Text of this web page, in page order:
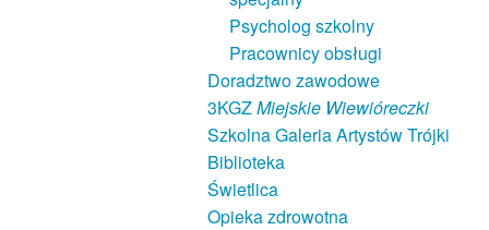
Psycholog szkolny
Pracownicy obsługi
Doradztwo zawodowe
3KGZMiejskie Wiewióreczki
Szkolna Galeria Artystów Trójki
Biblioteka
Świetlica
Opieka zdrowotna